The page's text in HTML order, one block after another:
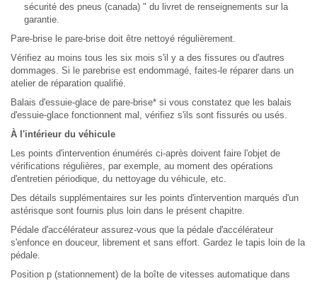
sécurité des pneus (canada) " du livret de renseignements sur la
garantie.
Pare-brise le pare-brise doit être nettoyé régulièrement.
Vérifiez au moins tous les six mois s'il y a des fissures ou d'autres
dommages. Si le parebrise est endommagé, faites-le réparer dans un
atelier de réparation qualifié.
Balais d'essuie-glace de pare-brise* si vous constatez que les balais
d'essuie-glace fonctionnent mal, vérifiez s'ils sont fissurés ou usés.
À l'intérieur du véhicule
Les points d'intervention énumérés ci-après doivent faire l'objet de
vérifications régulières, par exemple, au moment des opérations
d'entretien périodique, du nettoyage du véhicule, etc.
Des détails supplémentaires sur les points d'intervention marqués d'un
astérisque sont fournis plus loin dans le présent chapitre.
Pédale d'accélérateur assurez-vous que la pédale d'accélérateur
s'enfonce en douceur, librement et sans effort. Gardez le tapis loin de la
pédale.
Position p (stationnement) de la boîte de vitesses automatique dans